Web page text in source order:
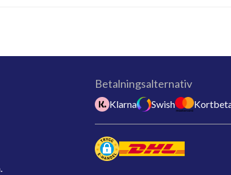
Betalningsalternativ
Klarna Swish